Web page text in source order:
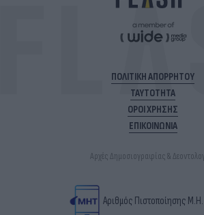
ΠΟΛΙΤΙΚΗ ΑΠΟΡΡΗΤΟΥ
ΤΑΥΤΟΤΗΤΑ
ΟΡΟΙ ΧΡΗΣΗΣ
ΕΠΙΚΟΙΝΩΝΙΑ
Αρχές Δημοσιογραφίας &
Αριθμός Πιστοποίησης